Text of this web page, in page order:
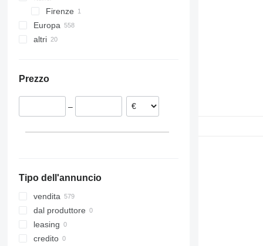
Firenze
Europa
Paesi Bassi
Belgio
altri
Prezzo
–
Tipo dell'annuncio
vendita
dal produttore
leasing
credito